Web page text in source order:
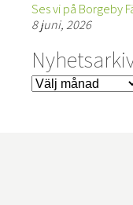
Ses vi på Borgeby
8 juni, 2026